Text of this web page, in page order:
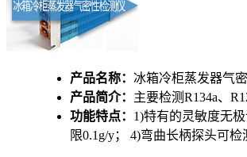
产品名称： 冰箱冷柜蒸发器气
产品简介： 主要检测R134a、
功能特点： 1)特有的灵敏度无
限0.1g/y； 4)弯曲长柄探头可